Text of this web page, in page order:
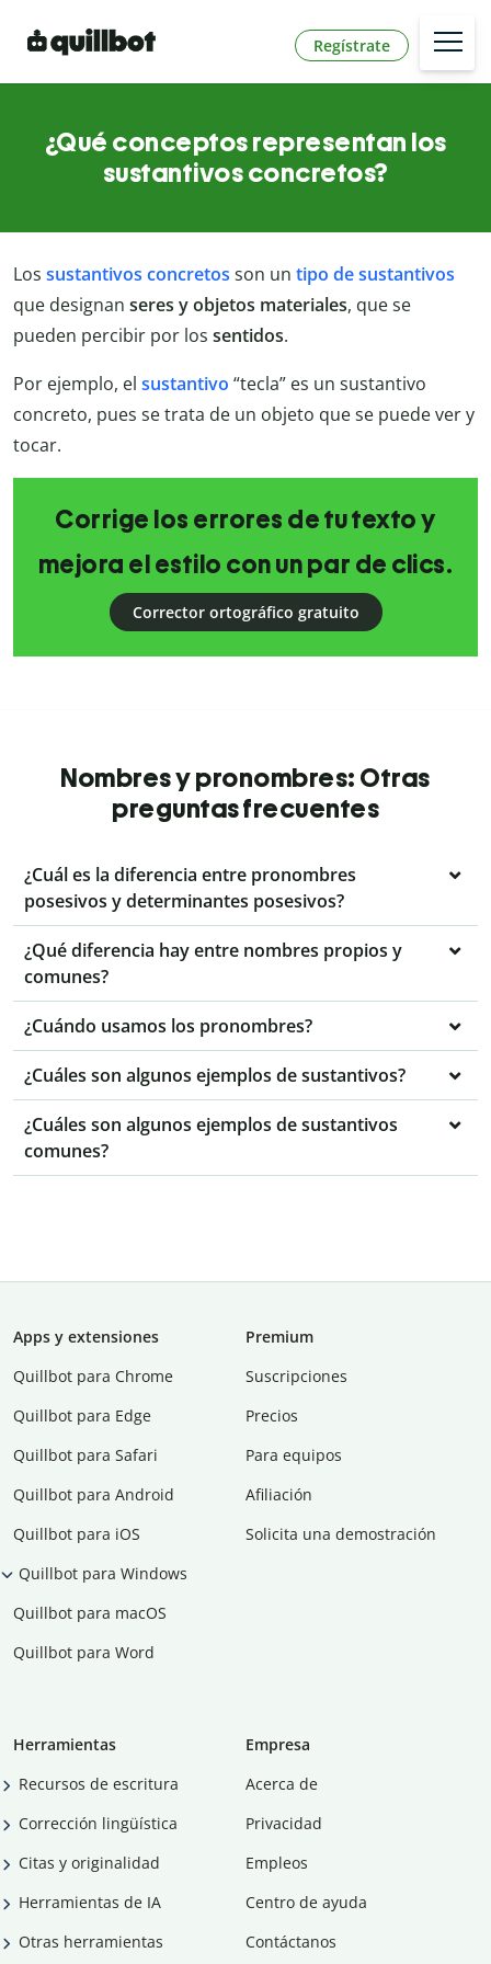
Regístrate
¿Qué conceptos representan los
sustantivos concretos?
Los sustantivos concretos son un tipo de sustantivos
que designan seres y objetos materiales, que se
pueden percibir por los sentidos.
Por ejemplo, el sustantivo “tecla” es un sustantivo
concreto, pues se trata de un objeto que se puede ver y
tocar.
Corrige los errores de tu texto y
mejora el estilo con un par de clics.
Corrector ortográfico gratuito
Nombres y pronombres: Otras
preguntas frecuentes
¿Cuál es la diferencia entre pronombres
posesivos y determinantes posesivos?
¿Qué diferencia hay entre nombres propios y
comunes?
¿Cuándo usamos los pronombres?
¿Cuáles son algunos ejemplos de sustantivos?
¿Cuáles son algunos ejemplos de sustantivos
comunes?
Apps y extensiones
Quillbot para Chrome
Quillbot para Edge
Quillbot para Safari
Quillbot para Android
Quillbot para iOS
Quillbot para Windows
Quillbot para macOS
Quillbot para Word
Premium
Suscripciones
Precios
Para equipos
Afiliación
Solicita una demostración
Herramientas
Recursos de escritura
Corrección lingüística
Citas y originalidad
Herramientas de IA
Otras herramientas
Empresa
Acerca de
Privacidad
Empleos
Centro de ayuda
Contáctanos